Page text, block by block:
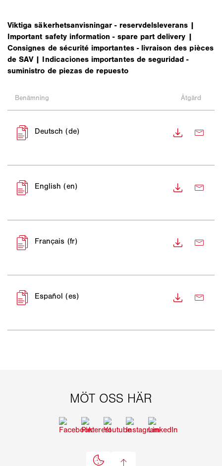
Viktiga säkerhetsanvisningar - reservdelsleverans |
Important safety information - spare part delivery |
Consignes de sécurité importantes - livraison des pièces
de SAV | Indicaciones importantes de seguridad -
suministro de piezas de repuesto